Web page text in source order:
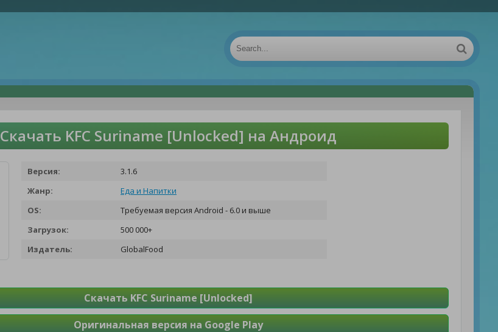
Скачать KFC Suriname [Unlocked] на Андроид
Версия:
3.1.6
Жанр:
Еда и Напитки
OS:
Требуемая версия Android - 6.0 и выше
Загрузок:
500 000+
Издатель:
GlobalFood
Скачать KFC Suriname [Unlocked]
Оригинальная версия на Google Play